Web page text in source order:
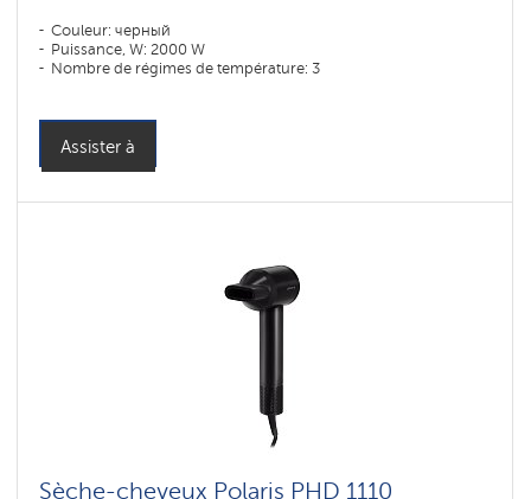
Couleur: черный
Puissance, W: 2000 W
Nombre de régimes de température: 3
Assister à
Sèche-cheveux Polaris PHD 1110